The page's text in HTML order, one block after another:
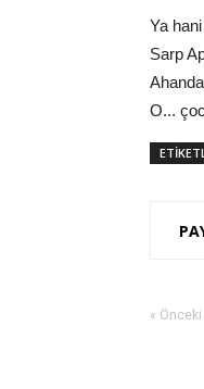
Ya
Sarp
O...
« Önceki